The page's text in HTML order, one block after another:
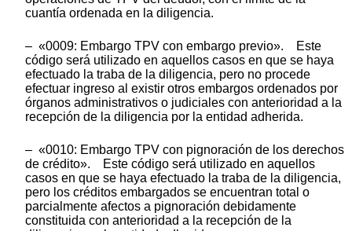
cuantía ordenada en la diligencia.
– «0009: Embargo TPV con embargo previo». Este
código será utilizado en aquellos casos en que se haya
efectuado la traba de la diligencia, pero no procede
efectuar ingreso al existir otros embargos ordenados por
órganos administrativos o judiciales con anterioridad a la
recepción de la diligencia por la entidad adherida.
– «0010: Embargo TPV con pignoración de los derechos
de crédito». Este código será utilizado en aquellos
casos en que se haya efectuado la traba de la diligencia,
pero los créditos embargados se encuentran total o
parcialmente afectos a pignoración debidamente
constituida con anterioridad a la recepción de la